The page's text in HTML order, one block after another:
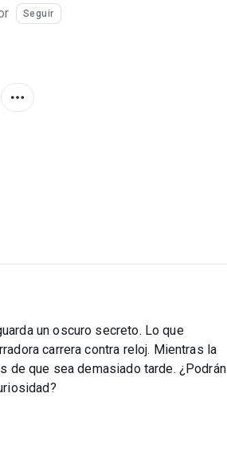
Seguir
un oscuro secreto. Lo que
carrera contra reloj. Mientras la
de que sea demasiado tarde. ¿Podrán